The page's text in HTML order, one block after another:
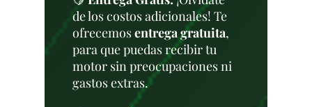
de los costos adicionales! Te
ofrecemosentrega gratuita,
para que puedas recibir tu
motor sin preocupaciones ni
gastos extras.